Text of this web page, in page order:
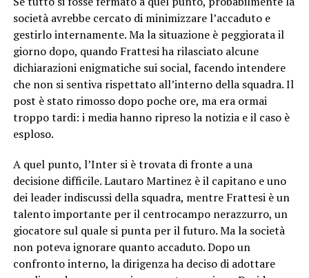
società avrebbe cercato di minimizzare l’accaduto e
gestirlo internamente. Ma la situazione è peggiorata il
giorno dopo, quando Frattesi ha rilasciato alcune
dichiarazioni enigmatiche sui social, facendo intendere
che non si sentiva rispettato all’interno della squadra. Il
post è stato rimosso dopo poche ore, ma era ormai
troppo tardi: i media hanno ripreso la notizia e il caso è
esploso.
A quel punto, l’Inter si è trovata di fronte a una
decisione difficile. Lautaro Martinez è il capitano e uno
dei leader indiscussi della squadra, mentre Frattesi è un
talento importante per il centrocampo nerazzurro, un
giocatore sul quale si punta per il futuro. Ma la società
non poteva ignorare quanto accaduto. Dopo un
confronto interno, la dirigenza ha deciso di adottare